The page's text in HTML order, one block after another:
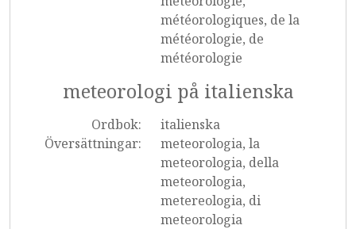
météorologiques, de la
météorologie, de
météorologie
meteorologi på italienska
Ordbok:
italienska
Översättningar:
meteorologia, la
meteorologia, della
meteorologia,
metereologia, di
meteorologia